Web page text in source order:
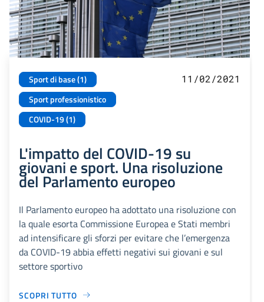
Sport di base (1)
Sport professionistico
COVID-19 (1)
11/02/2021
L'impatto del COVID-19 su
giovani e sport. Una risoluzione
del Parlamento europeo
Il Parlamento europeo ha adottato una risoluzione con
la quale esorta Commissione Europea e Stati membri
ad intensificare gli sforzi per evitare che l’emergenza
da COVID-19 abbia effetti negativi sui giovani e sul
settore sportivo
SCOPRI TUTTO